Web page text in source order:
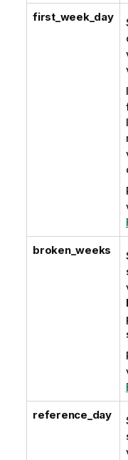
first_week_day
broken_weeks
reference_day